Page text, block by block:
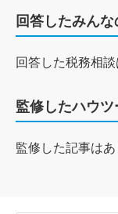
回答したみん
回答した税務相談
監修したハウツ
監修した記事はあ